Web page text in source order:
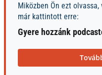
Miközben Ön ezt
már kattintott erre:
Gyere hozzánk